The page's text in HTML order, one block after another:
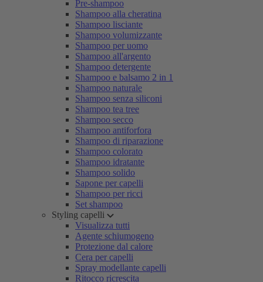
Pre-shampoo
Shampoo alla cheratina
Shampoo lisciante
Shampoo volumizzante
Shampoo per uomo
Shampoo all'argento
Shampoo detergente
Shampoo e balsamo 2 in 1
Shampoo naturale
Shampoo senza siliconi
Shampoo tea tree
Shampoo secco
Shampoo antiforfora
Shampoo di riparazione
Shampoo colorato
Shampoo idratante
Shampoo solido
Sapone per capelli
Shampoo per ricci
Set shampoo
Styling capelli
Visualizza tutti
Agente schiumogeno
Protezione dal calore
Cera per capelli
Spray modellante capelli
Ritocco ricrescita